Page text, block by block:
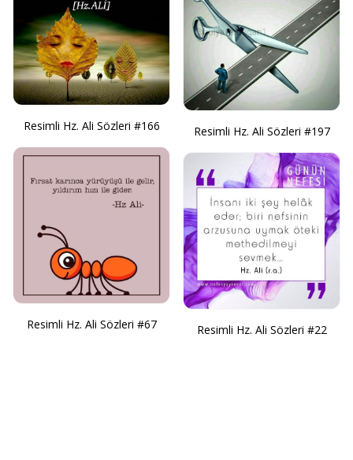
Resimli Hz. Ali Sözleri #166
Resimli Hz. Ali Sözleri #67
Resimli Hz. Ali Sözleri #197
Resimli Hz. Ali Sözleri #22